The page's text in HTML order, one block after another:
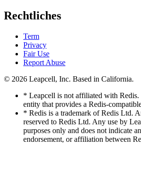
Rechtliches
Term
Privacy
Fair Use
Report Abuse
© 2026 Leapcell, Inc. Based in California.
* Leapcell is not affiliated with Redis.
entity that provides a Redis-
* Redis is a trademark of Redis Ltd.
reserved to Redis Ltd. Any use by
purposes only and does not indicate
endorsement, or affiliation between